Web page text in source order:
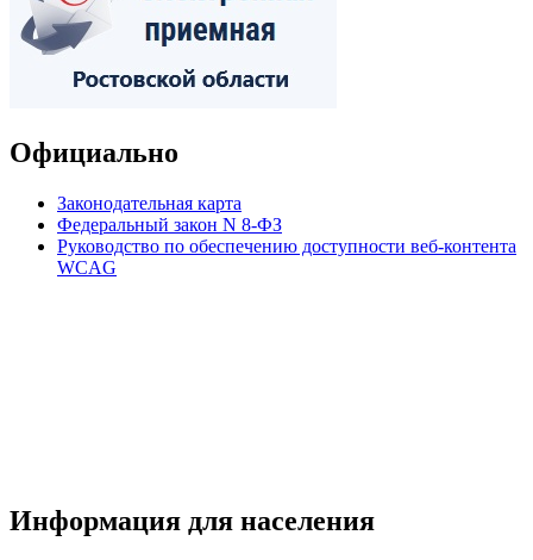
Официально
Законодательная карта
Федеральный закон N 8-ФЗ
Руководство по обеспечению доступности веб-контента
WCAG
Информация для населения